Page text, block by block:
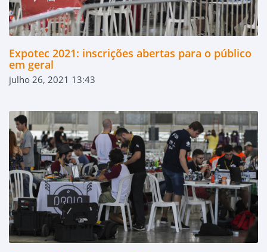
Expotec 2021: inscrições abertas para o público
em geral
julho 26, 2021 13:43